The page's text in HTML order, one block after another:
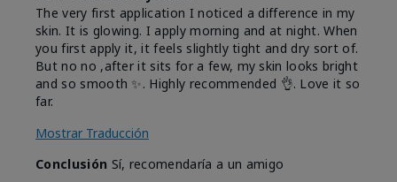
The very first application I noticed a difference in my
skin. It is glowing. I apply morning and at night. When
you first apply it, it feels slightly tight and dry sort of.
But no no ,after it sits for a few, my skin looks bright
and so smooth ✨️. Highly recommended 👌. Love it so
far.
Mostrar Traducción
Conclusión Sí, recomendaría a un amigo